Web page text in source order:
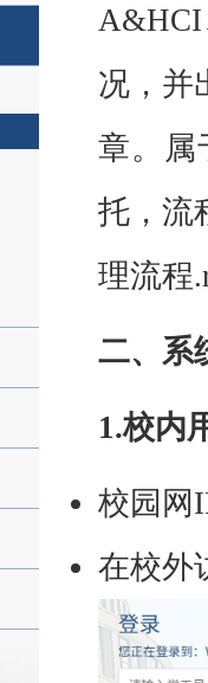
A&HCI
况，并
章。属
托，流
理流程
二、系
1.校内
校园网
在校外